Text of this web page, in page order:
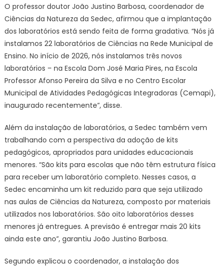
O professor doutor João Justino Barbosa, coordenador de
Ciências da Natureza da Sedec, afirmou que a implantação
dos laboratórios está sendo feita de forma gradativa. “Nós já
instalamos 22 laboratórios de Ciências na Rede Municipal de
Ensino. No início de 2026, nós instalamos três novos
laboratórios – na Escola Dom José Maria Pires, na Escola
Professor Afonso Pereira da Silva e no Centro Escolar
Municipal de Atividades Pedagógicas Integradoras (Cemapi),
inaugurado recentemente”, disse.
Além da instalação de laboratórios, a Sedec também vem
trabalhando com a perspectiva da adoção de kits
pedagógicos, apropriados para unidades educacionais
menores. “São kits para escolas que não têm estrutura física
para receber um laboratório completo. Nesses casos, a
Sedec encaminha um kit reduzido para que seja utilizado
nas aulas de Ciências da Natureza, composto por materiais
utilizados nos laboratórios. São oito laboratórios desses
menores já entregues. A previsão é entregar mais 20 kits
ainda este ano”, garantiu João Justino Barbosa.
Segundo explicou o coordenador, a instalação dos